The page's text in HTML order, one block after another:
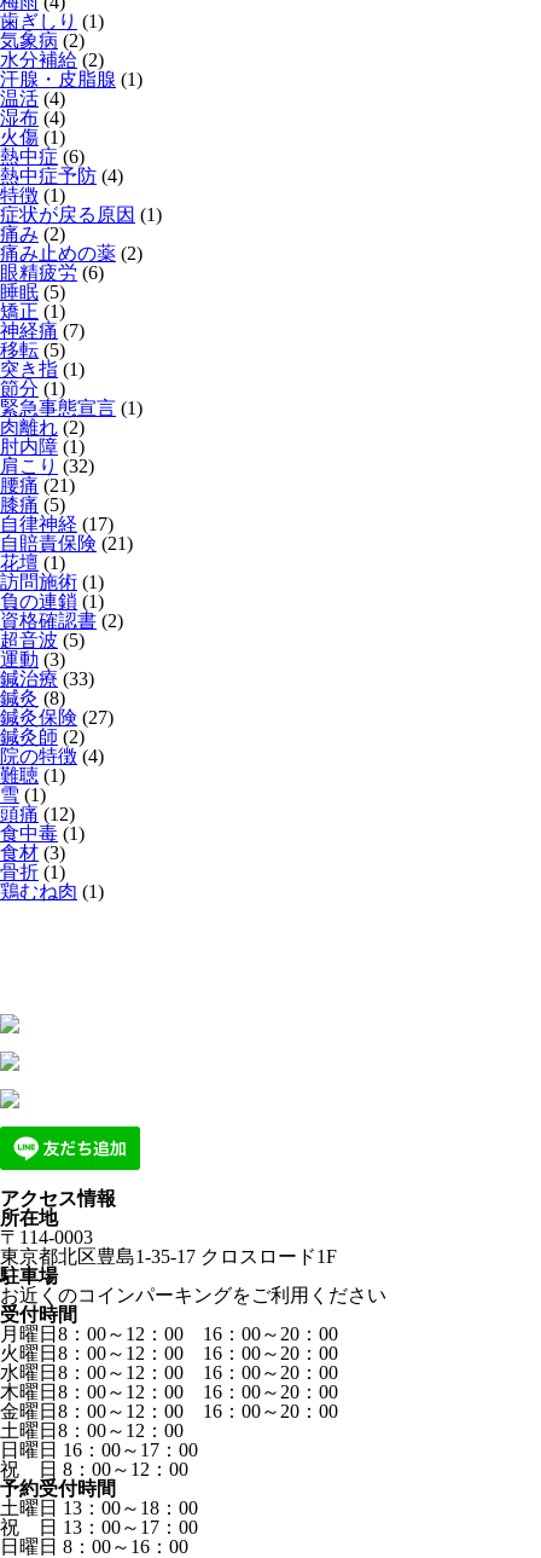
歯ぎしり (1)
気象病 (2)
水分補給 (2)
汗腺・皮脂腺 (1)
温活 (4)
湿布 (4)
火傷 (1)
熱中症 (6)
熱中症予防 (4)
特徴 (1)
症状が戻る原因 (1)
痛み (2)
痛み止めの薬 (2)
眼精疲労 (6)
睡眠 (5)
矯正 (1)
神経痛 (7)
移転 (5)
突き指 (1)
節分 (1)
緊急事態宣言 (1)
肉離れ (2)
肘内障 (1)
肩こり (32)
腰痛 (21)
膝痛 (5)
自律神経 (17)
自賠責保険 (21)
花壇 (1)
訪問施術 (1)
負の連鎖 (1)
資格確認書 (2)
超音波 (5)
運動 (3)
鍼治療 (33)
鍼灸 (8)
鍼灸保険 (27)
鍼灸師 (2)
院の特徴 (4)
難聴 (1)
雪 (1)
頭痛 (12)
食中毒 (1)
食材 (3)
骨折 (1)
鶏むね肉 (1)
アクセス情報
所在地
〒114-0003
東京都北区豊島1-35-17 クロスロード1F
駐車場
お近くのコインパーキングをご利用ください
受付時間
月曜日8：00～12：00 16：00～20：00
火曜日8：00～12：00 16：00～20：00
水曜日8：00～12：00 16：00～20：00
木曜日8：00～12：00 16：00～20：00
金曜日8：00～12：00 16：00～20：00
土曜日8：00～12：00
日曜日 16：00～17：00
祝 日 8：00～12：00
予約受付時間
土曜日 13：00～18：00
祝 日 13：00～17：00
日曜日 8：00～16：00